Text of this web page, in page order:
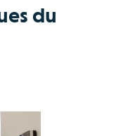
du